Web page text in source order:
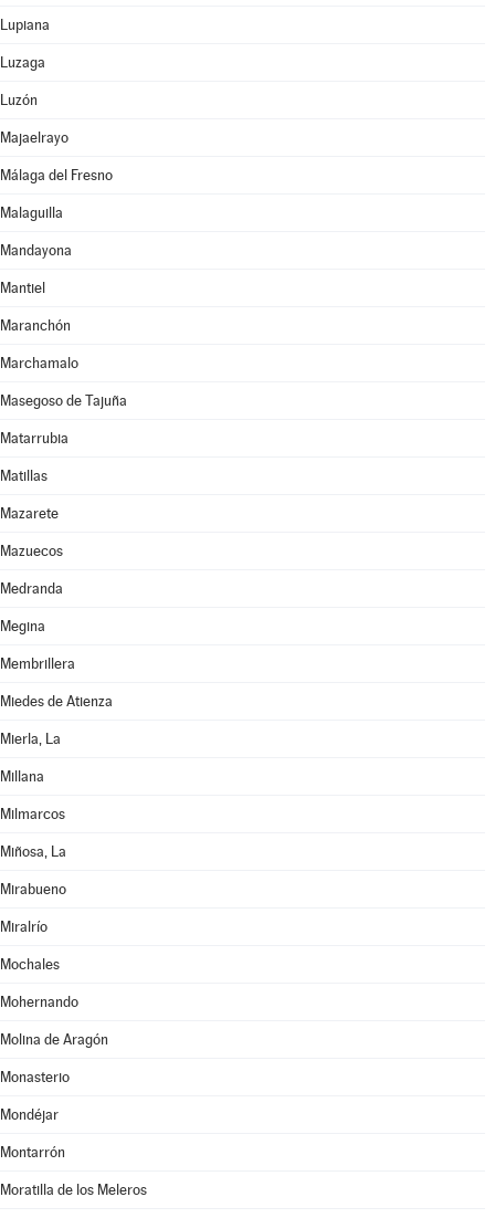
Lupiana
Luzaga
Luzón
Majaelrayo
Málaga del Fresno
Malaguilla
Mandayona
Mantiel
Maranchón
Marchamalo
Masegoso de Tajuña
Matarrubia
Matillas
Mazarete
Mazuecos
Medranda
Megina
Membrillera
Miedes de Atienza
Mierla, La
Millana
Milmarcos
Miñosa, La
Mirabueno
Miralrío
Mochales
Mohernando
Molina de Aragón
Monasterio
Mondéjar
Montarrón
Moratilla de los Meleros